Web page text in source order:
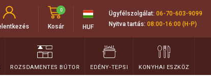
Kosár
0
HUF
Ügyfélszolgálat: 06-70-603-9099
Nyitva tartás: 08:00-16:00 (H-P)
ROZSDAMENTES BÚTOR EDÉNY-TEPSI KONYHAI ESZKÖZ